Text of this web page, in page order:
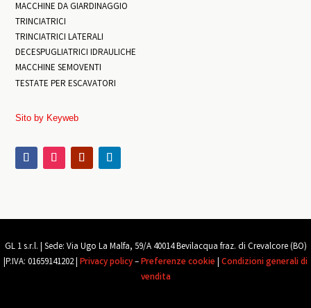
MACCHINE DA GIARDINAGGIO
TRINCIATRICI
TRINCIATRICI LATERALI
DECESPUGLIATRICI IDRAULICHE
MACCHINE SEMOVENTI
TESTATE PER ESCAVATORI
Sito by Keyweb
GL 1 s.r.l. | Sede: Via Ugo La Malfa, 59/A 40014 Bevilacqua fraz. di Crevalcore (BO)
P.IVA: 01659141202 | Privacy policy–Preferenze cookie Condizioni generali di
vendita